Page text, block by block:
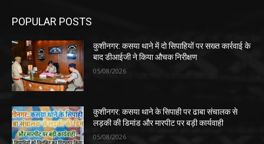
POPULAR POSTS
कुशीनगर: कसया थाने में दो सिपाहियों पर सख्त कार्रवाई के
बाद डीआईजी ने किया औचक निरीक्षण
05/08/2026
कुशीनगर: कसया थाने के सिपाही पर ढाबा संचालक से
लड़की की डिमांड और मारपीट पर बड़ी कार्यवाही
05/08/2026